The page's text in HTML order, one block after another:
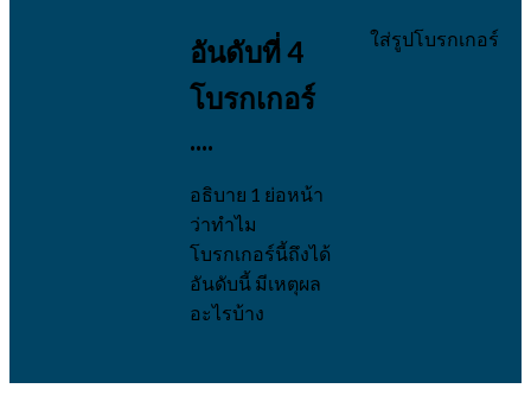
อันดับที่ 4
โบรกเกอร์
....
อธิบาย 1 ย่อหน้า
ว่าทำไม
โบรกเกอร์นี้ถึงได้
อันดับนี้ มีเหตุผล
อะไรบ้าง
ใส่รูปโบรกเกอร์